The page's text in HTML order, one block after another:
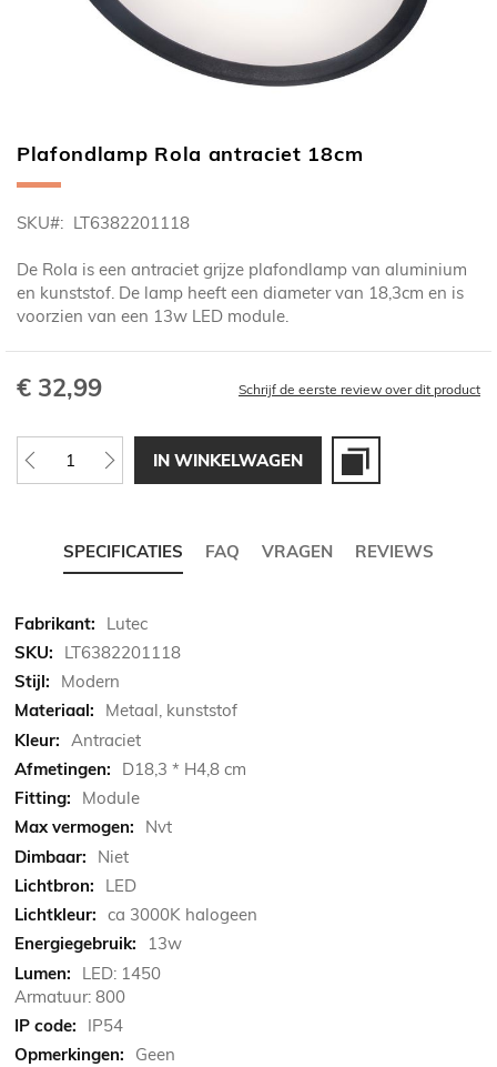
Ga
naar
begin
de
afbeeldingen-
gallerij
Plafondlamp Rola antraciet 18cm
SKU LT6382201118
De Rola is een antraciet grijze plafondlamp van aluminium
en kunststof. De lamp heeft een diameter van 18,3cm en is
voorzien van een 13w LED module.
€ 32,99 Schrijf de eerste review over dit product
IN WINKELWAGEN
SPECIFICATIES FAQ VRAGEN REVIEWS
Meer
informatie
Lutec
LT6382201118
Modern
Metaal, kunststof
Antraciet
D18,3 * H4,8 cm
Module
Nvt
Niet
LED
ca 3000K halogeen
13w
LED: 1450
Armatuur: 800
IP54
Geen